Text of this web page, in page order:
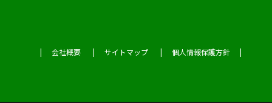
会社概要 サイトマップ 個人情報保護方針